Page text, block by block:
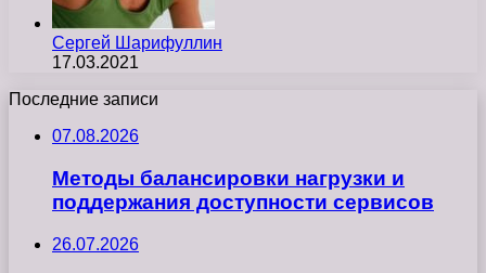
Сергей Шарифуллин
17.03.2021
Последние записи
07.08.2026
Методы балансировки нагрузки и
поддержания доступности сервисов
26.07.2026